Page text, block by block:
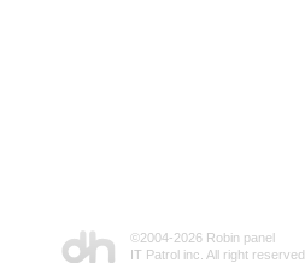
©2004-2026 Robin panel
IT Patrol inc. All right reserved.